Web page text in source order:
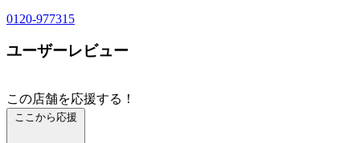
0120-977315
ユーザーレビュー
この店舗を応援する！
ここから応援